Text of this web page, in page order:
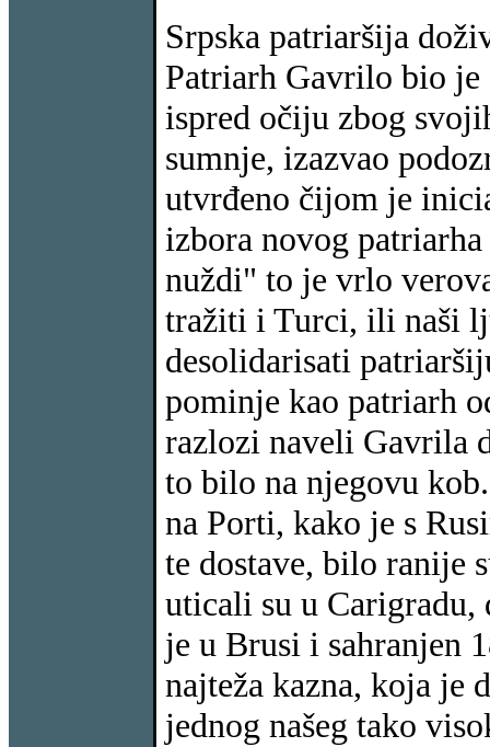
Srpska patriaršija
Patriarh Gavrilo bio je
ispred očiju zbog
sumnje, izazvao
utvrđeno čijom je
izbora novog
nuždi" to je vrlo
tražiti i Turci, ili naši
desolidarisati
pominje kao patriarh
razlozi naveli Gavrila
to bilo na njegovu
na Porti, kako je s
te dostave, bilo ranije
uticali su u Carigradu,
je u Brusi i sahranjen
najteža kazna, koja je
jednog našeg tako